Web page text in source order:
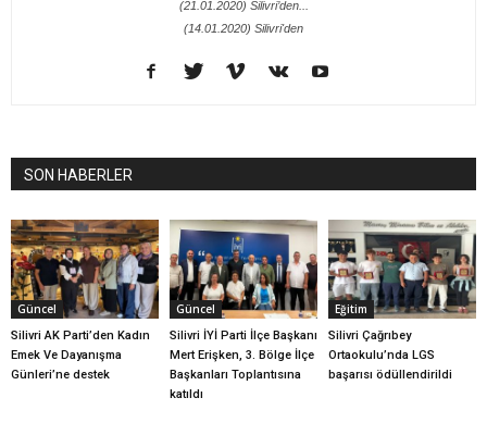
(21.01.2020) Silivri’den...
(14.01.2020) Silivri'den
SON HABERLER
Güncel
Silivri AK Parti’den Kadın
Emek Ve Dayanışma
Günleri’ne destek
Güncel
Silivri İYİ Parti İlçe Başkanı
Mert Erişken, 3. Bölge İlçe
Başkanları Toplantısına
katıldı
Eğitim
Silivri Çağrıbey
Ortaokulu’nda LGS
başarısı ödüllendirildi